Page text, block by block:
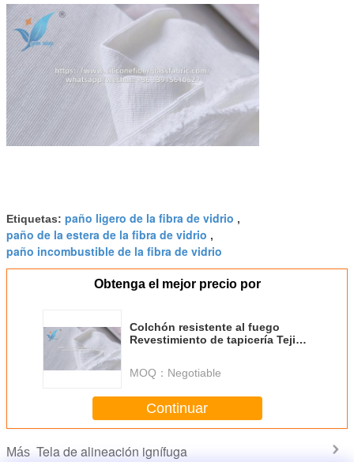
Etiquetas: paño ligero de la fibra de vidrio ,
paño de la estera de la fibra de vidrio ,
paño incombustible de la fibra de vidrio
Obtenga el mejor precio por
Colchón resistente al fuego
Revestimiento de tapicería Tejido
MOQ： Negotiable
Continuar
Más Tela de alineación ignífuga